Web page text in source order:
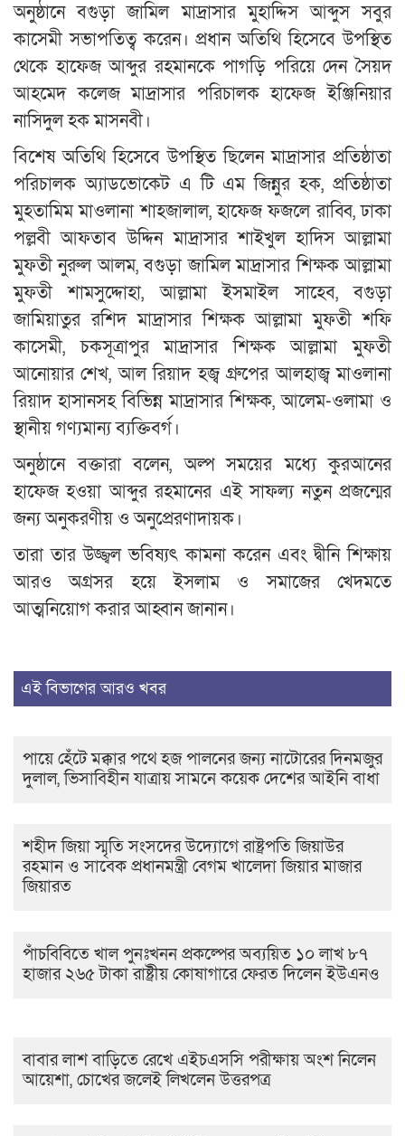
অনুষ্ঠানে বগুড়া জামিল মাদ্রাসার মুহাদ্দিস আব্দুস সবুর
কাসেমী সভাপতিত্ব করেন। প্রধান অতিথি হিসেবে উপস্থিত
থেকে হাফেজ আব্দুর রহমানকে পাগড়ি পরিয়ে দেন সৈয়দ
আহমেদ কলেজ মাদ্রাসার পরিচালক হাফেজ ইঞ্জিনিয়ার
নাসিদুল হক মাসনবী।
বিশেষ অতিথি হিসেবে উপস্থিত ছিলেন মাদ্রাসার প্রতিষ্ঠাতা
পরিচালক অ্যাডভোকেট এ টি এম জিন্নুর হক, প্রতিষ্ঠাতা
মুহতামিম মাওলানা শাহজালাল, হাফেজ ফজলে রাব্বি, ঢাকা
পল্লবী আফতাব উদ্দিন মাদ্রাসার শাইখুল হাদিস আল্লামা
মুফতী নুরুল আলম, বগুড়া জামিল মাদ্রাসার শিক্ষক আল্লামা
মুফতী শামসুদ্দোহা, আল্লামা ইসমাইল সাহেব, বগুড়া
জামিয়াতুর রশিদ মাদ্রাসার শিক্ষক আল্লামা মুফতী শফি
কাসেমী, চকসূত্রাপুর মাদ্রাসার শিক্ষক আল্লামা মুফতী
আনোয়ার শেখ, আল রিয়াদ হজ্ব গ্রুপের আলহাজ্ব মাওলানা
রিয়াদ হাসানসহ বিভিন্ন মাদ্রাসার শিক্ষক, আলেম-ওলামা ও
স্থানীয় গণ্যমান্য ব্যক্তিবর্গ।
অনুষ্ঠানে বক্তারা বলেন, অল্প সময়ের মধ্যে কুরআনের
হাফেজ হওয়া আব্দুর রহমানের এই সাফল্য নতুন প্রজন্মের
জন্য অনুকরণীয় ও অনুপ্রেরণাদায়ক।
তারা তার উজ্জ্বল ভবিষ্যৎ কামনা করেন এবং দ্বীনি শিক্ষায়
আরও অগ্রসর হয়ে ইসলাম ও সমাজের খেদমতে
আত্মনিয়োগ করার আহ্বান জানান।
এই বিভাগের আরও খবর
পায়ে হেঁটে মক্কার পথে হজ পালনের জন্য নাটোরের দিনমজুর
দুলাল, ভিসাবিহীন যাত্রায় সামনে কয়েক দেশের আইনি বাধা
শহীদ জিয়া স্মৃতি সংসদের উদ্যোগে রাষ্ট্রপতি জিয়াউর
রহমান ও সাবেক প্রধানমন্ত্রী বেগম খালেদা জিয়ার মাজার
জিয়ারত
পাঁচবিবিতে খাল পুনঃখনন প্রকল্পের অব্যয়িত ১০ লাখ ৮৭
হাজার ২৬৫ টাকা রাষ্ট্রীয় কোষাগারে ফেরত দিলেন ইউএনও
বাবার লাশ বাড়িতে রেখে এইচএসসি পরীক্ষায় অংশ নিলেন
আয়েশা, চোখের জলেই লিখলেন উত্তরপত্র